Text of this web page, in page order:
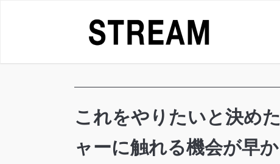
これをやりたいと決め
ャーに触れる機会が早